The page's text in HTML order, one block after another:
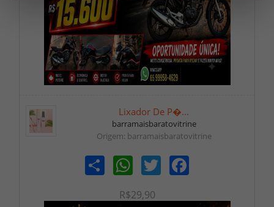
Lixador De P�...
barramaisbaratovitrine
Origem: barramaisbaratovitrine
Share WhatsAppTwitter Facebook
R$29,90